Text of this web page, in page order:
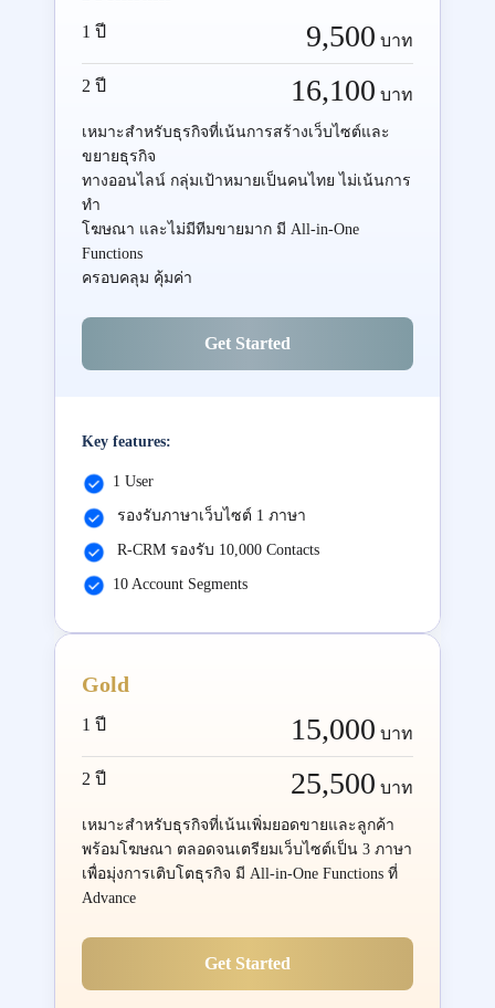
1 ปี 9,500 บาท
2 ปี 16,100 บาท
เหมาะสำหรับธุรกิจที่เน้นการสร้างเว็บไซต์และ
ขยายธุรกิจ
ทางออนไลน์ กลุ่มเป้าหมายเป็นคนไทย ไม่เน้นการ
ทำ
โฆษณา และไม่มีทีมขายมาก มี All-in-One
Functions
ครอบคลุม คุ้มค่า
Get Started
Key features:
1 User
รองรับภาษาเว็บไซต์ 1 ภาษา
R-CRM รองรับ 10,000 Contacts
10 Account Segments
Gold
1 ปี 15,000 บาท
2 ปี 25,500 บาท
เหมาะสำหรับธุรกิจที่เน้นเพิ่มยอดขายและลูกค้า
พร้อมโฆษณา ตลอดจนเตรียมเว็บไซต์เป็น 3 ภาษา
เพื่อมุ่งการเติบโตธุรกิจ มี All-in-One Functions ที่
Advance
Get Started